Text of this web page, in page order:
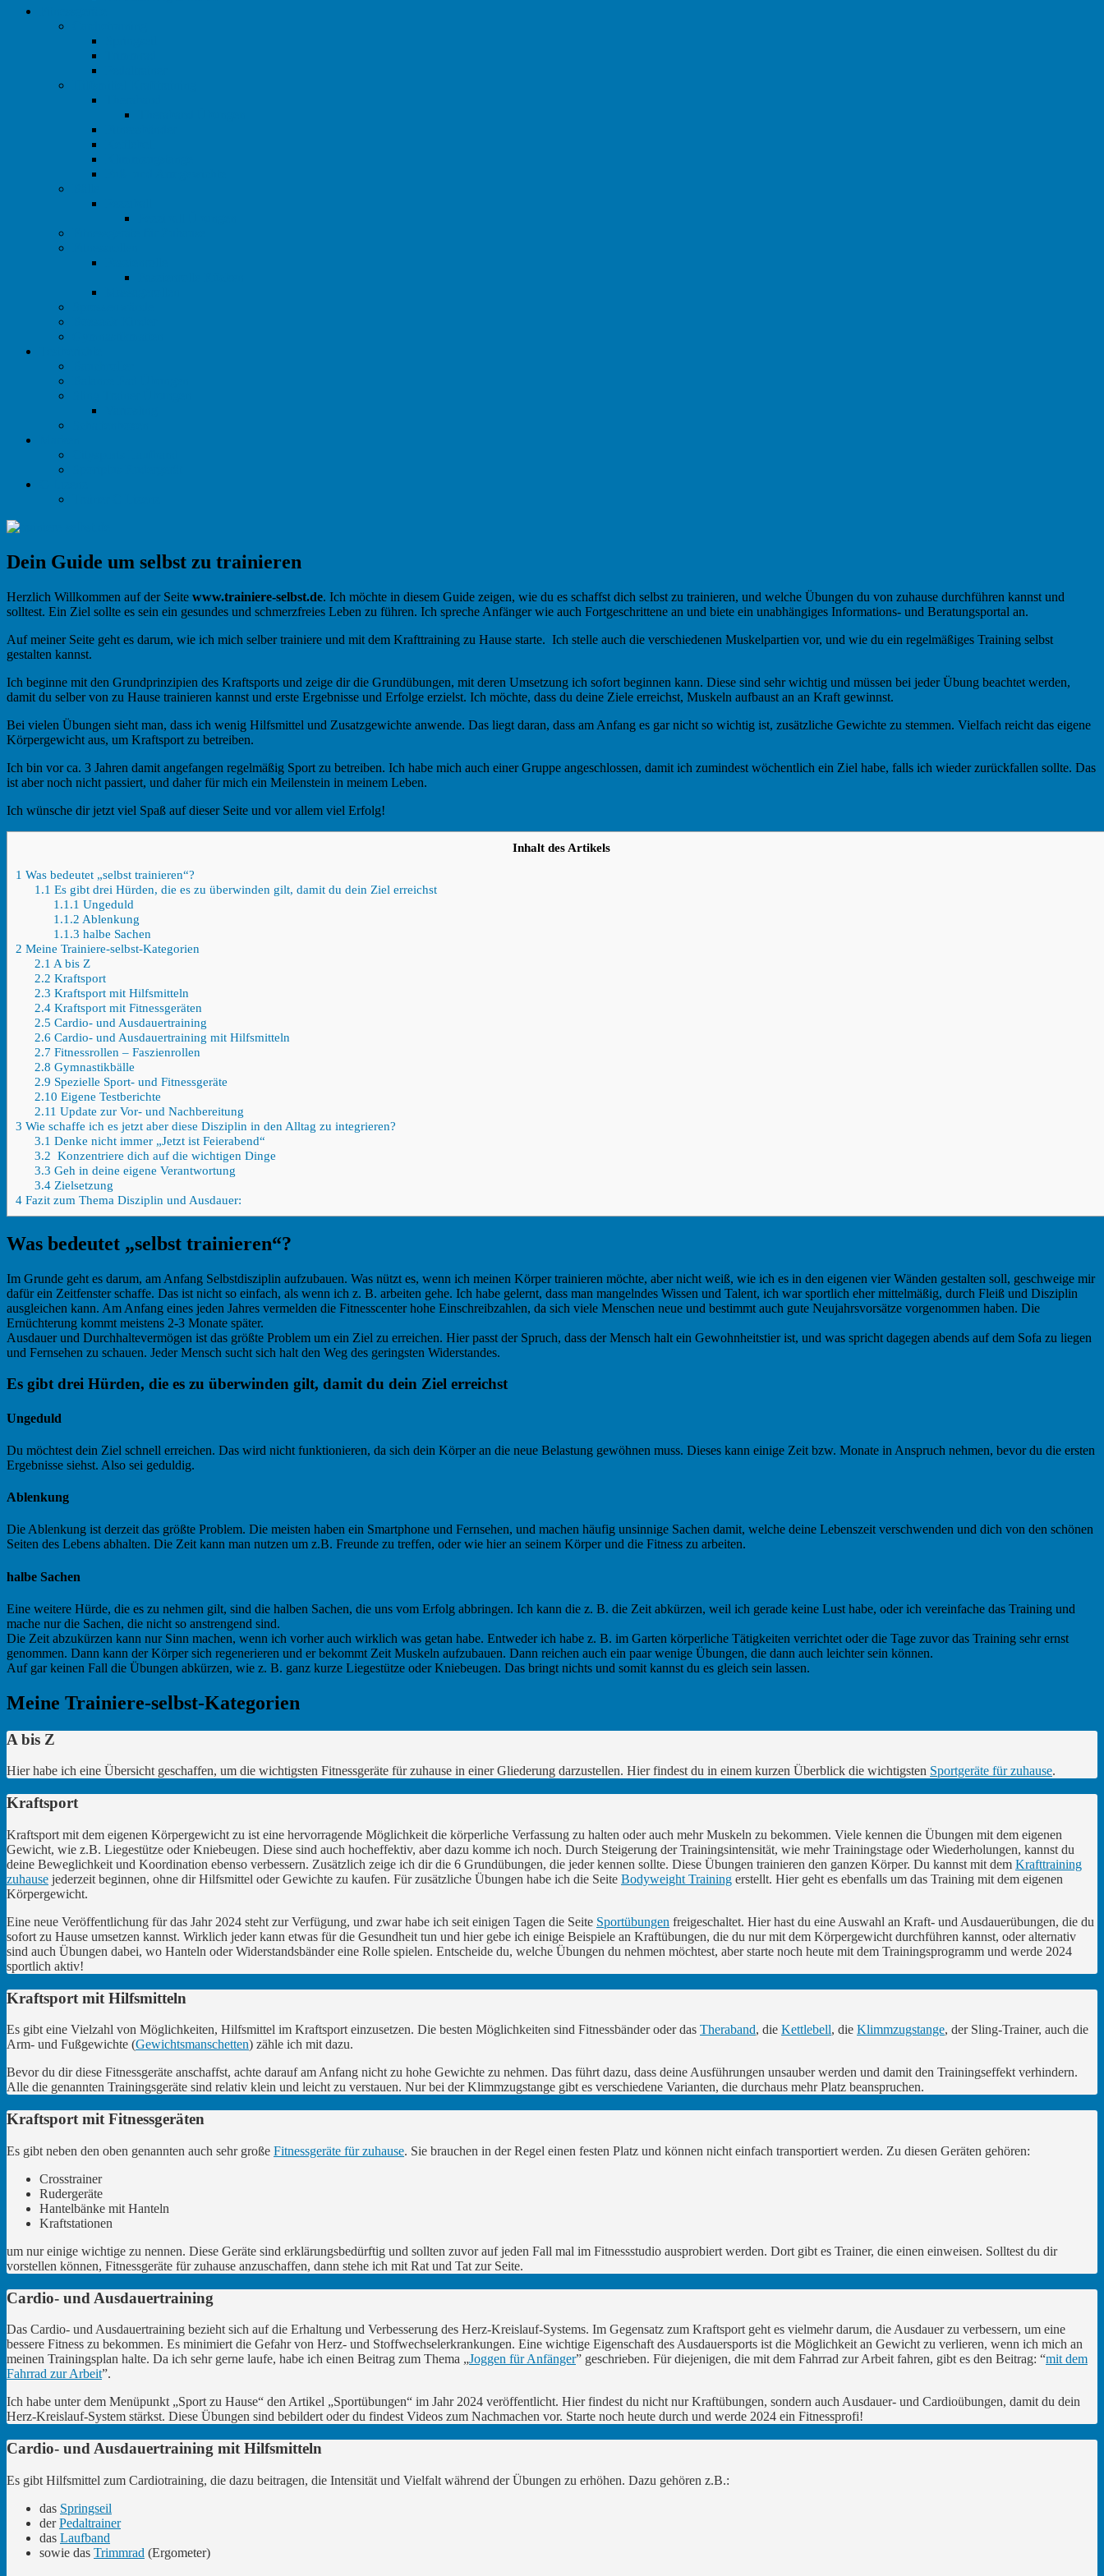
Dein Guide um selbst zu trainieren
Herzlich Willkommen auf der Seite www.trainiere-selbst.de. Ich möchte in diesem Guide zeigen, wie du es schaffst dich selbst zu trainieren, und welche Übungen du von zuhause durchführen kannst und
solltest. Ein Ziel sollte es sein ein gesundes und schmerzfreies Leben zu führen. Ich spreche Anfänger wie auch Fortgeschrittene an und biete ein unabhängiges Informations- und Beratungsportal an.
Auf meiner Seite geht es darum, wie ich mich selber trainiere und mit dem Krafttraining zu Hause starte. Ich stelle auch die verschiedenen Muskelpartien vor, und wie du ein regelmäßiges Training selbst
gestalten kannst.
Ich beginne mit den Grundprinzipien des Kraftsports und zeige dir die Grundübungen, mit deren Umsetzung ich sofort beginnen kann. Diese sind sehr wichtig und müssen bei jeder Übung beachtet werden,
damit du selber von zu Hause trainieren kannst und erste Ergebnisse und Erfolge erzielst. Ich möchte, dass du deine Ziele erreichst, Muskeln aufbaust an an Kraft gewinnst.
Bei vielen Übungen sieht man, dass ich wenig Hilfsmittel und Zusatzgewichte anwende. Das liegt daran, dass am Anfang es gar nicht so wichtig ist, zusätzliche Gewichte zu stemmen. Vielfach reicht das eigene
Körpergewicht aus, um Kraftsport zu betreiben.
Ich bin vor ca. 3 Jahren damit angefangen regelmäßig Sport zu betreiben. Ich habe mich auch einer Gruppe angeschlossen, damit ich zumindest wöchentlich ein Ziel habe, falls ich wieder zurückfallen sollte. Das
ist aber noch nicht passiert, und daher für mich ein Meilenstein in meinem Leben.
Ich wünsche dir jetzt viel Spaß auf dieser Seite und vor allem viel Erfolg!
Inhalt des Artikels
1 Was bedeutet „selbst trainieren“?
1.1 Es gibt drei Hürden, die es zu überwinden gilt, damit du dein Ziel erreichst
1.1.1 Ungeduld
1.1.2 Ablenkung
1.1.3 halbe Sachen
2 Meine Trainiere-selbst-Kategorien
2.1 A bis Z
2.2 Kraftsport
2.3 Kraftsport mit Hilfsmitteln
2.4Kraftsport mit Fitnessgeräten
2.5 Cardio- und Ausdauertraining
2.6 Cardio- und Ausdauertraining mit Hilfsmitteln
2.7 Fitnessrollen – Faszienrollen
2.8 Gymnastikbälle
2.9 Spezielle Sport- und Fitnessgeräte
2.10 Eigene Testberichte
2.11 Update zur Vor- und Nachbereitung
3 Wie schaffe ich es jetzt aber diese Disziplin in den Alltag zu integrieren?
3.1 Denke nicht immer „Jetzt ist Feierabend“
3.2 Konzentriere dich auf die wichtigen Dinge
3.3 Geh in deine eigene Verantwortung
3.4Zielsetzung
4 Fazit zum Thema Disziplin und Ausdauer:
Was bedeutet „selbst trainieren“?
Im Grunde geht es darum, am Anfang Selbstdisziplin aufzubauen. Was nützt es, wenn ich meinen Körper trainieren möchte, aber nicht weiß, wie ich es in den eigenen vier Wänden gestalten soll, geschweige mir
dafür ein Zeitfenster schaffe. Das ist nicht so einfach, als wenn ich z. B. arbeiten gehe. Ich habe gelernt, dass man mangelndes Wissen und Talent, ich war sportlich eher mittelmäßig, durch Fleiß und Disziplin
ausgleichen kann. Am Anfang eines jeden Jahres vermelden die Fitnesscenter hohe Einschreibzahlen, da sich viele Menschen neue und bestimmt auch gute Neujahrsvorsätze vorgenommen haben. Die
Ernüchterung kommt meistens 2-3 Monate später.
Ausdauer und Durchhaltevermögen ist das größte Problem um ein Ziel zu erreichen. Hier passt der Spruch, dass der Mensch halt ein Gewohnheitstier ist, und was spricht dagegen abends auf dem Sofa zu liegen
und Fernsehen zu schauen. Jeder Mensch sucht sich halt den Weg des geringsten Widerstandes.
Es gibt drei Hürden, die es zu überwinden gilt, damit du dein Ziel erreichst
Ungeduld
Du möchtest dein Ziel schnell erreichen. Das wird nicht funktionieren, da sich dein Körper an die neue Belastung gewöhnen muss. Dieses kann einige Zeit bzw. Monate in Anspruch nehmen, bevor du die ersten
Ergebnisse siehst. Also sei geduldig.
Ablenkung
Die Ablenkung ist derzeit das größte Problem. Die meisten haben ein Smartphone und Fernsehen, und machen häufig unsinnige Sachen damit, welche deine Lebenszeit verschwenden und dich von den schönen
Seiten des Lebens abhalten. Die Zeit kann man nutzen um z.B. Freunde zu treffen, oder wie hier an seinem Körper und die Fitness zu arbeiten.
halbe Sachen
Eine weitere Hürde, die es zu nehmen gilt, sind die halben Sachen, die uns vom Erfolg abbringen. Ich kann die z. B. die Zeit abkürzen, weil ich gerade keine Lust habe, oder ich vereinfache das Training und
mache nur die Sachen, die nicht so anstrengend sind.
Die Zeit abzukürzen kann nur Sinn machen, wenn ich vorher auch wirklich was getan habe. Entweder ich habe z. B. im Garten körperliche Tätigkeiten verrichtet oder die Tage zuvor das Training sehr ernst
genommen. Dann kann der Körper sich regenerieren und er bekommt Zeit Muskeln aufzubauen. Dann reichen auch ein paar wenige Übungen, die dann auch leichter sein können.
Auf gar keinen Fall die Übungen abkürzen, wie z. B. ganz kurze Liegestütze oder Kniebeugen. Das bringt nichts und somit kannst du es gleich sein lassen.
Meine Trainiere-selbst-Kategorien
A bis Z
Hier habe ich eine Übersicht geschaffen, um die wichtigsten Fitnessgeräte für zuhause in einer Gliederung darzustellen. Hier findest du in einem kurzen Überblick die wichtigsten Sportgeräte für zuhause.
Kraftsport
Kraftsport mit dem eigenen Körpergewicht zu ist eine hervorragende Möglichkeit die körperliche Verfassung zu halten oder auch mehr Muskeln zu bekommen. Viele kennen die Übungen mit dem eigenen
Gewicht, wie z.B. Liegestütze oder Kniebeugen. Diese sind auch hocheffektiv, aber dazu komme ich noch. Durch Steigerung der Trainingsintensität, wie mehr Trainingstage oder Wiederholungen, kannst du
deine Beweglichkeit und Koordination ebenso verbessern. Zusätzlich zeige ich dir die 6 Grundübungen, die jeder kennen sollte. Diese Übungen trainieren den ganzen Körper. Du kannst mit dem Krafttraining
zuhause jederzeit beginnen, ohne dir Hilfsmittel oder Gewichte zu kaufen. Für zusätzliche Übungen habe ich die Seite Bodyweight Training erstellt. Hier geht es ebenfalls um das Training mit dem eigenen
Körpergewicht.
Eine neue Veröffentlichung für das Jahr 2024 steht zur Verfügung, und zwar habe ich seit einigen Tagen die Seite Sportübungen freigeschaltet. Hier hast du eine Auswahl an Kraft- und Ausdauerübungen, die du
sofort zu Hause umsetzen kannst. Wirklich jeder kann etwas für die Gesundheit tun und hier gebe ich einige Beispiele an Kraftübungen, die du nur mit dem Körpergewicht durchführen kannst, oder alternativ
sind auch Übungen dabei, wo Hanteln oder Widerstandsbänder eine Rolle spielen. Entscheide du, welche Übungen du nehmen möchtest, aber starte noch heute mit dem Trainingsprogramm und werde 2024
sportlich aktiv!
Kraftsport mit Hilfsmitteln
Es gibt eine Vielzahl von Möglichkeiten, Hilfsmittel im Kraftsport einzusetzen. Die besten Möglichkeiten sind Fitnessbänder oder das Theraband, die Kettlebell, die Klimmzugstange, der Sling-Trainer, auch die
Arm- und Fußgewichte (Gewichtsmanschetten) zähle ich mit dazu.
Bevor du dir diese Fitnessgeräte anschaffst, achte darauf am Anfang nicht zu hohe Gewichte zu nehmen. Das führt dazu, dass deine Ausführungen unsauber werden und damit den Trainingseffekt verhindern.
Alle die genannten Trainingsgeräte sind relativ klein und leicht zu verstauen. Nur bei der Klimmzugstange gibt es verschiedene Varianten, die durchaus mehr Platz beanspruchen.
Kraftsport mit Fitnessgeräten
Es gibt neben den oben genannten auch sehr große Fitnessgeräte für zuhause. Sie brauchen in der Regel einen festen Platz und können nicht einfach transportiert werden. Zu diesen Geräten gehören:
Crosstrainer
Rudergeräte
Hantelbänke mit Hanteln
Kraftstationen
um nur einige wichtige zu nennen. Diese Geräte sind erklärungsbedürftig und sollten zuvor auf jeden Fall mal im Fitnessstudio ausprobiert werden. Dort gibt es Trainer, die einen einweisen. Solltest du dir
vorstellen können, Fitnessgeräte für zuhause anzuschaffen, dann stehe ich mit Rat und Tat zur Seite.
Cardio- und Ausdauertraining
Das Cardio- und Ausdauertraining bezieht sich auf die Erhaltung und Verbesserung des Herz-Kreislauf-Systems. Im Gegensatz zum Kraftsport geht es vielmehr darum, die Ausdauer zu verbessern, um eine
bessere Fitness zu bekommen. Es minimiert die Gefahr von Herz- und Stoffwechselerkrankungen. Eine wichtige Eigenschaft des Ausdauersports ist die Möglichkeit an Gewicht zu verlieren, wenn ich mich an
meinen Trainingsplan halte. Da ich sehr gerne laufe, habe ich einen Beitrag zum Thema „Joggen für Anfänger” geschrieben. Für diejenigen, die mit dem Fahrrad zur Arbeit fahren, gibt es den Beitrag: “mit dem
Fahrrad zur Arbeit”.
Ich habe unter dem Menüpunkt „Sport zu Hause“ den Artikel „Sportübungen“ im Jahr 2024 veröffentlicht. Hier findest du nicht nur Kraftübungen, sondern auch Ausdauer- und Cardioübungen, damit du dein
Herz-Kreislauf-System stärkst. Diese Übungen sind bebildert oder du findest Videos zum Nachmachen vor. Starte noch heute durch und werde 2024 ein Fitnessprofi!
Cardio- und Ausdauertraining mit Hilfsmitteln
Es gibt Hilfsmittel zum Cardiotraining, die dazu beitragen, die Intensität und Vielfalt während der Übungen zu erhöhen. Dazu gehören z.B.:
das Springseil
derPedaltrainer
das Laufband
sowie das Trimmrad (Ergometer)